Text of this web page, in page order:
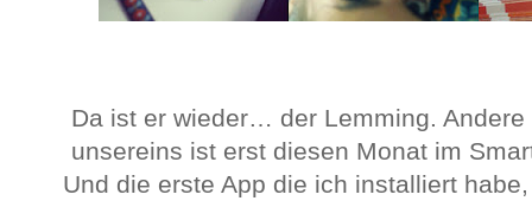
Da ist er wieder… der Lemming.
unsereins ist erst diesen Monat im
Und die erste App die ich installiert